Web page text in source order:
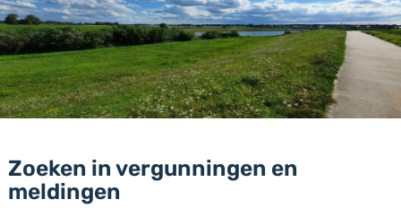
Zoeken in vergunningen en
meldingen